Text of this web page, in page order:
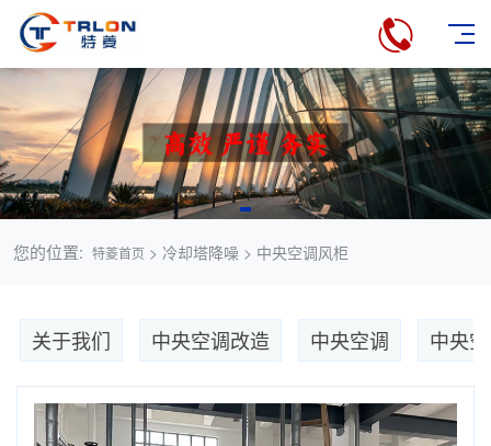
您的位置: 特菱首页 > 冷却塔降噪 > 中央空调风柜
关于我们 中央空调改造 中央空调 中央